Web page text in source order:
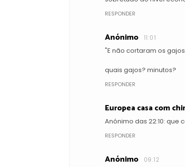
RESPONDER
Anónimo 11:01
"E não cortaram os
quais gajos? minutos?
RESPONDER
Europea casa com
Anónimo das 22:10: que
RESPONDER
Anónimo 09:12